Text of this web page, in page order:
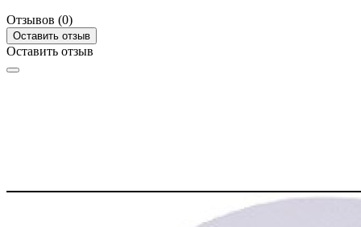
Отзывов (0)
Оставить отзыв
Оставить отзыв